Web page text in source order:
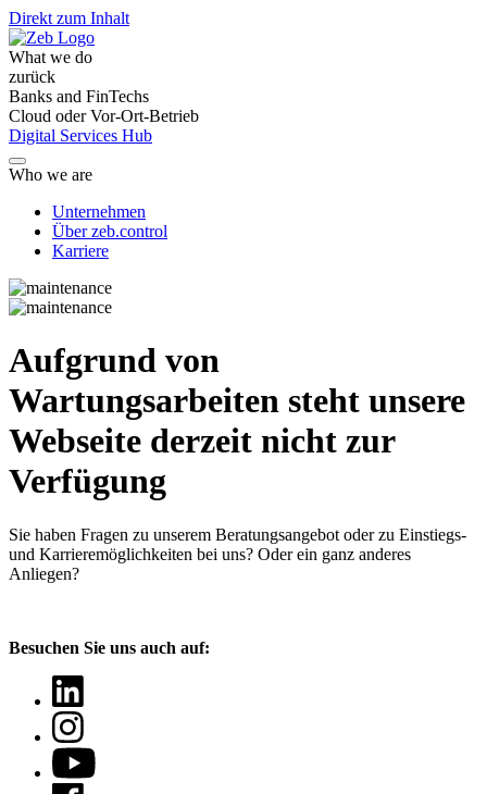
Direkt zum Inhalt
What we do
zurück
Banks and FinTechs
Cloud oder Vor-Ort-Betrieb
Digital Services Hub
Who we are
Unternehmen
Über zeb.control
Karriere
Aufgrund von
Wartungsarbeiten steht unsere
Webseite derzeit nicht zur
Verfügung
Sie haben Fragen zu unserem Beratungsangebot oder zu Einstiegs-
und Karrieremöglichkeiten bei uns? Oder ein ganz anderes
Anliegen?
Besuchen Sie uns auch auf: